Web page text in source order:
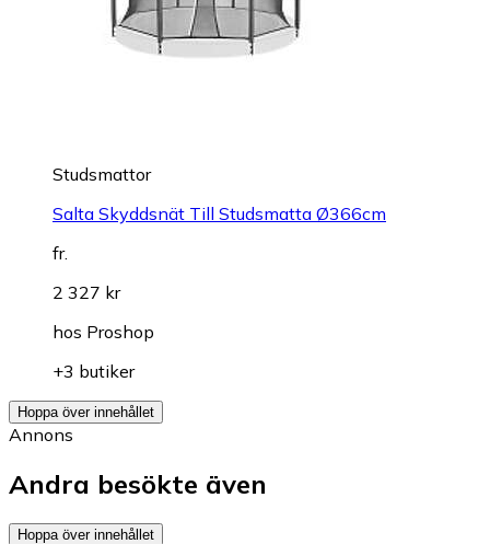
Studsmattor
Salta Skyddsnät Till Studsmatta Ø366cm
fr.
2 327 kr
hos Proshop
+3 butiker
Hoppa över innehållet
Annons
Andra besökte även
Hoppa över innehållet